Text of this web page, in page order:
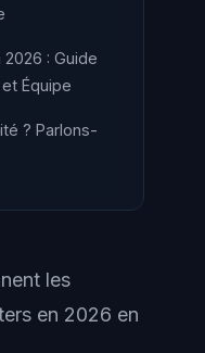
2026 : Guide
Équipe
? Parlons-
les
en 2026 en